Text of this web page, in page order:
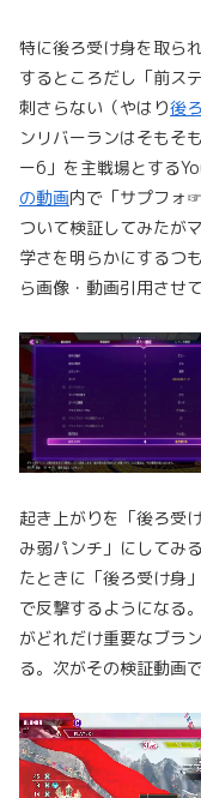
特に後ろ受け身を取ら
するところだし「前ス
刺さらない（やはり後
ンリバーランはそもそ
ー6」を主戦場とする
の動画内で「サプフォ
ついて検証してみたが
学さを明らかにするつ
ら画像・動画引用させ
起き上がりを「後ろ受
み弱パンチ」にしてみ
たときに「後ろ受け身
で反撃するようになる
がどれだけ重要なブラ
る。次がその検証動画で